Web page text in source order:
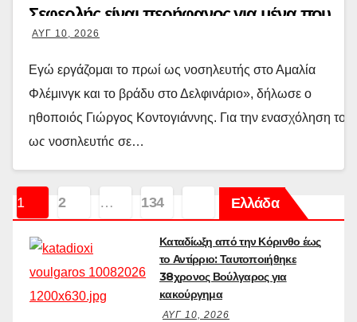
Σεφερλής είναι περήφανος για μένα που
είμαι εργατικός»
ΑΥΓ 10, 2026
Εγώ εργάζομαι το πρωί ως νοσηλευτής στο Αμαλία
Φλέμινγκ και το βράδυ στο Δελφινάριο», δήλωσε ο
ηθοποιός Γιώργος Κοντογιάννης. Για την ενασχόληση του
ως νοσηλευτής σε…
Σελιδοποίηση
άρθρων
1 2 … 134 Ελλάδα
Καταδίωξη από την Κόρινθο έως
το Αντίρριο: Ταυτοποιήθηκε
38χρονος Βούλγαρος για
κακούργημα
ΑΥΓ 10, 2026